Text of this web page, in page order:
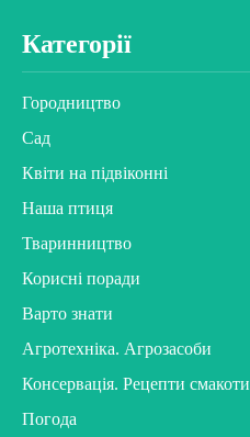
Категорії
Городництво
Сад
Квіти на підвіконні
Наша птиця
Тваринництво
Корисні поради
Варто знати
Агротехніка. Агрозасоби
Консервація. Рецепти смакоти
Погода